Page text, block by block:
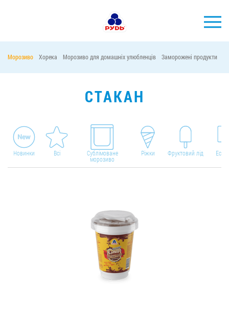
ПРОДУКЦІЯ
СПОЖИВАЧАМ
АКЦІЇ
ПРЕС-ЦЕНТР
Контакти
Вакансії
ЗАМОВИТИ ПРОДУКЦІЮ «РУДЬ»:
Морозиво Хорека Морозиво для домашніх улюбленців Заморожені продукти
СТАКАН
Новинки Всі Сублімоване
морозиво
Ріжки Фруктовий лід